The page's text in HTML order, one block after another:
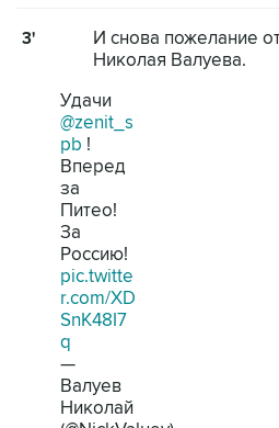
3'
И снова пожелание
Николая Валуева.
Удачи
@zenit_s
pb !
Вперед
за
Питео!
За
Россию!
pic.twitte
r.com/XD
SnK48I7
q
—
Валуев
Николай